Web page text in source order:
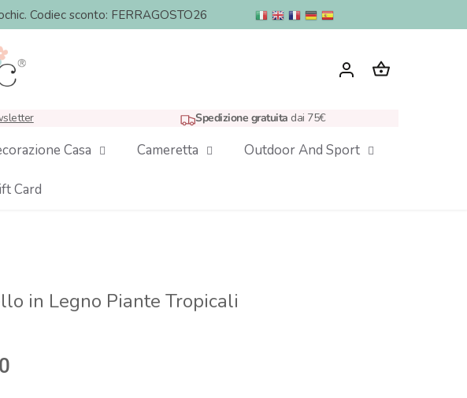
Codiec sconto: FERRAGOSTO26
Spedizione gratuita dai 75€
Casa Cameretta Outdoor And Sport
Card
in Legno Piante Tropicali